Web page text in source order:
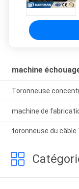
machine
Toronneuse
machine de
toronneuse du câble